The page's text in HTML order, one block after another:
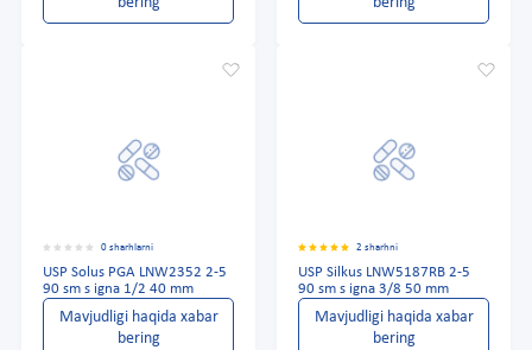
0 sharhlarni
USP Solus PGA LNW2352 2-5
90 sm s igna 1/2 40 mm
Mavjudligi haqida xabar
bering
2 sharhni
USP Silkus LNW5187RB 2-5
90 sm s igna 3/8 50 mm
Mavjudligi haqida xabar
bering